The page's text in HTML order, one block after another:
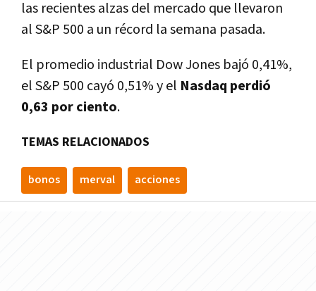
las recientes alzas del mercado que llevaron
al S&P 500 a un récord la semana pasada.
El promedio industrial Dow Jones bajó 0,41%,
el S&P 500 cayó 0,51% y el Nasdaq perdió
0,63 por ciento.
TEMAS RELACIONADOS
bonos merval acciones